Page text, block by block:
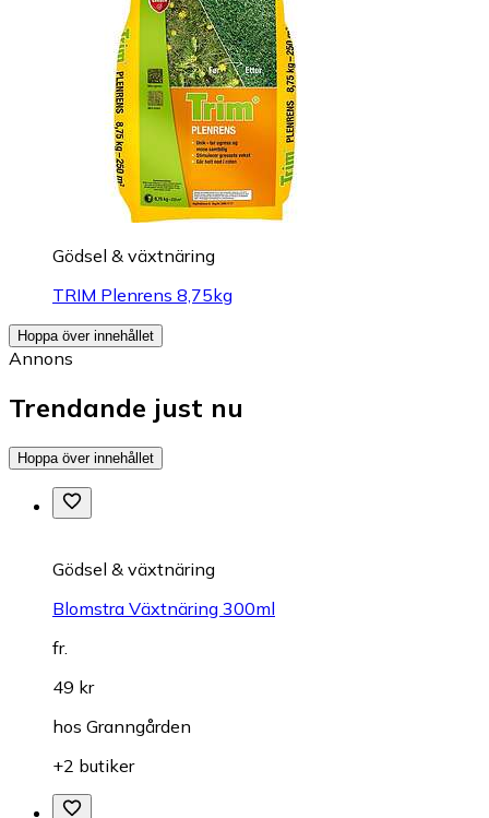
Gödsel & växtnäring
TRIM Plenrens 8,75kg
Hoppa över innehållet
Annons
Trendande just nu
Hoppa över innehållet
Gödsel & växtnäring
Blomstra Växtnäring 300ml
fr.
49 kr
hos Granngården
+2 butiker